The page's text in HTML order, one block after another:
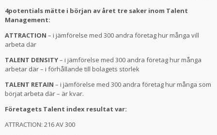
4potentials mätte i början av året tre saker inom Talent
Management:
ATTRACTION – i jämförelse med 300 andra företag hur många vill
arbeta där
TALENT DENSITY– i jämförelse med 300 andra företag hur många
arbetar där – i förhållande till bolagets storlek
TALENT RETAIN – i jämförelse med 300 andra företag hur många som
börjat arbeta där – är kvar.
Företagets Talent index resultat var:
ATTRACTION: 216 AV 300